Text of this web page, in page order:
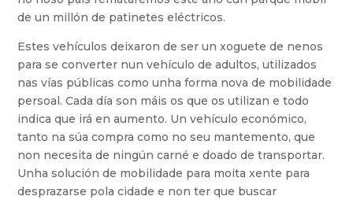
de un millón de patinetes eléctricos.
Estes vehículos deixaron de ser un xoguete de nenos
para se converter nun vehículo de adultos, utilizados
nas vías públicas como unha forma nova de mobilidade
persoal. Cada día son máis os que os utilizan e todo
indica que irá en aumento. Un vehículo económico,
tanto na súa compra como no seu mantemento, que
non necesita de ningún carné e doado de transportar.
Unha solución de mobilidade para moita xente para
desprazarse pola cidade e non ter que buscar